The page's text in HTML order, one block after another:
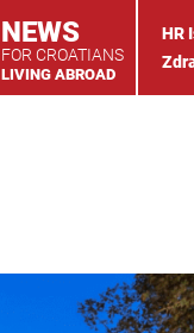
NEWS
FOR CROATIANS
LIVING ABROAD
HR